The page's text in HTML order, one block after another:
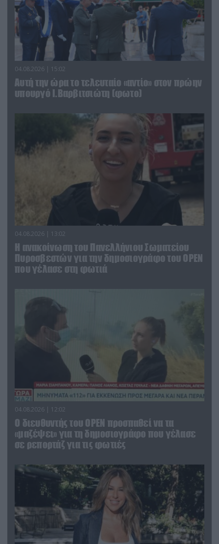
04.08.2026 | 15:02
Αυτή την ώρα το τελευταίο «αντίο» στον πρώην
υπουργό Ι.Βαρβιτσιώτη (φωτο)
04.08.2026 | 13:02
Η ανακοίνωση του Πανελλήνιου Σωματείου
Πυροσβεστών για την δημοσιογράφο του OPEN
που γέλασε στη φωτιά
04.08.2026 | 12:02
O διευθυντής του OPEN προσπαθεί να τα
«μαζέψει» για τη δημοσιογράφο που γέλασε
σε ρεπορτάζ για τις φωτιές